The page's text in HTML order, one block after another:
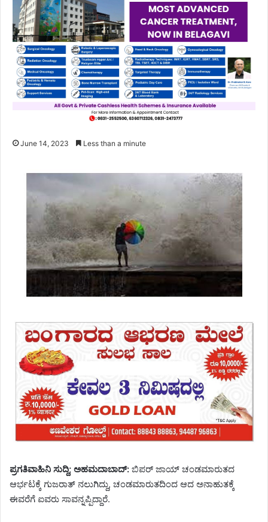
June 14, 2023 Less than a minute
ಪ್ರಗತಿವಾಹಿನಿ ಸುದ್ದಿ; ಅಹಮದಾಬಾದ್: ಬಿಪರ್ ಜಾಯ್ ಚಂಡಮಾರುತದ
ಆರ್ಭಟಕ್ಕೆ ಗುಜರಾತ್ ನಲುಗಿದ್ದು, ಚಂಡಮಾರುತದಿಂದ ಆದ ಅನಾಹುತಕ್ಕೆ
ಈವರೆಗೆ ಐವರು ಸಾವನ್ನಪ್ಪಿದ್ದಾರೆ.